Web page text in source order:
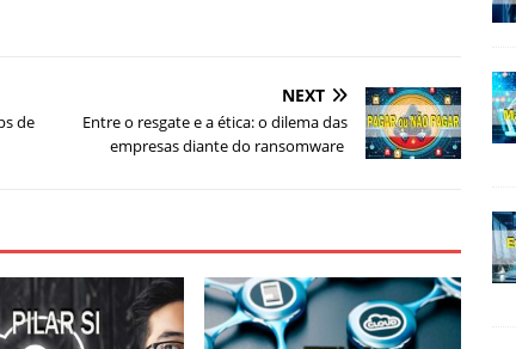
de
NEXT
Entre o resgate e a ética: o dilema das
empresas diante do ransomware